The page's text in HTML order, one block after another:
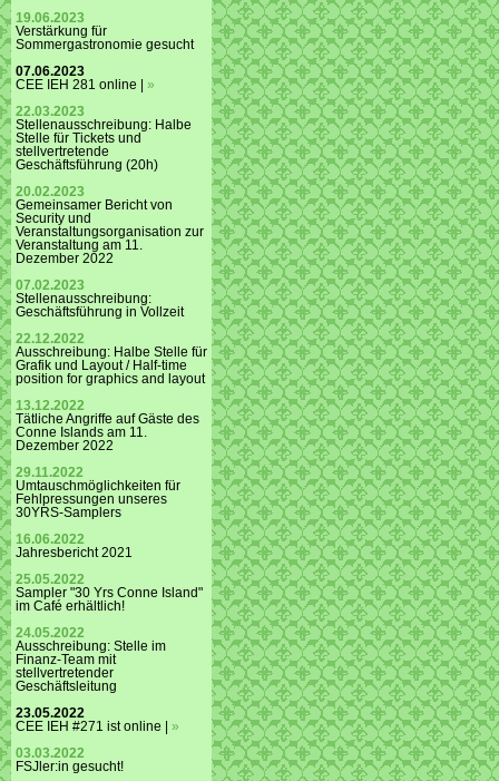
19.06.2023
Verstärkung für
Sommergastronomie gesucht
07.06.2023
CEE IEH 281 online | »
22.03.2023
Stellenausschreibung: Halbe
Stelle für Tickets und
stellvertretende
Geschäftsführung (20h)
20.02.2023
Gemeinsamer Bericht von
Security und
Veranstaltungsorganisation zur
Veranstaltung am 11.
Dezember 2022
07.02.2023
Stellenausschreibung:
Geschäftsführung in Vollzeit
22.12.2022
Ausschreibung: Halbe Stelle für
Grafik und Layout / Half-time
position for graphics and layout
13.12.2022
Tätliche Angriffe auf Gäste des
Conne Islands am 11.
Dezember 2022
29.11.2022
Umtauschmöglichkeiten für
Fehlpressungen unseres
30YRS-Samplers
16.06.2022
Jahresbericht 2021
25.05.2022
Sampler "30 Yrs Conne Island"
im Café erhältlich!
24.05.2022
Ausschreibung: Stelle im
Finanz-Team mit
stellvertretender
Geschäftsleitung
23.05.2022
CEE IEH #271 ist online | »
03.03.2022
FSJler:in gesucht!